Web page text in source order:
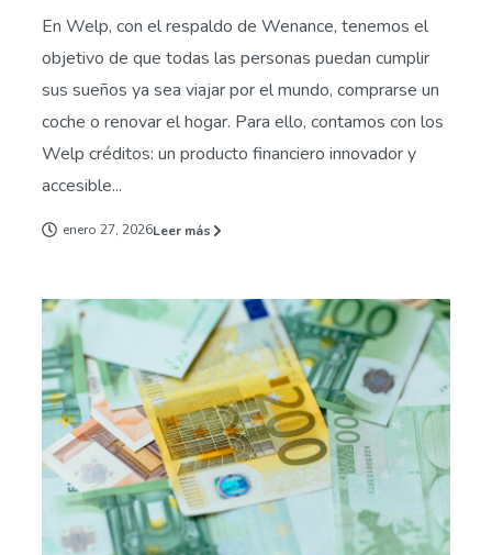
En Welp, con el respaldo de Wenance, tenemos el
objetivo de que todas las personas puedan cumplir
sus sueños ya sea viajar por el mundo, comprarse un
coche o renovar el hogar. Para ello, contamos con los
Welp créditos: un producto financiero innovador y
accesible...
enero 27, 2026Leer más